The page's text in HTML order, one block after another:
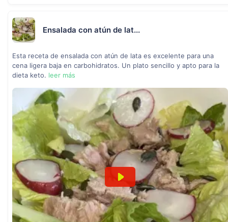
Ensalada con atún de lat...
Esta receta de ensalada con atún de lata es excelente para una
cena ligera baja en carbohidratos. Un plato sencillo y apto para la
dieta keto. leer más